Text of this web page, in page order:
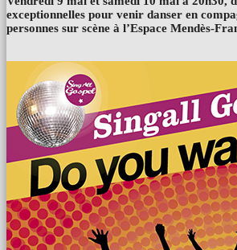
exceptionnelles pour venir danser en
personnes sur scène à l’Espace Mendès-